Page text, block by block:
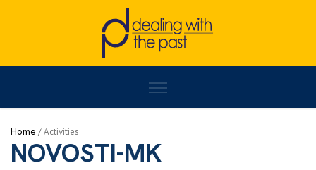
Home /Activities
NOVOSTI-MK